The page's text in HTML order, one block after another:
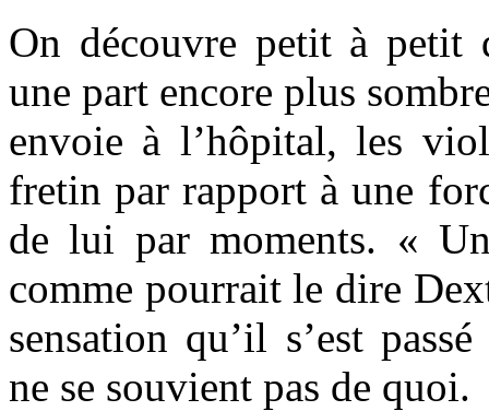
On découvre petit à petit
une part encore plus
envoie à l’hôpital, les
fretin par rapport à une
de lui par moments. «
comme pourrait le dire
sensation qu’il s’est
ne se souvient pas de quoi.